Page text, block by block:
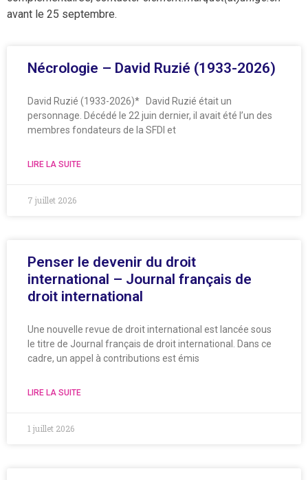
avant le 25 septembre.
Nécrologie – David Ruzié (1933-2026)
David Ruzié (1933-2026)* David Ruzié était un
personnage. Décédé le 22 juin dernier, il avait été l’un des
membres fondateurs de la SFDI et
LIRE LA SUITE
7 juillet 2026
Penser le devenir du droit
international – Journal français de
droit international
Une nouvelle revue de droit international est lancée sous
le titre de Journal français de droit international. Dans ce
cadre, un appel à contributions est émis
LIRE LA SUITE
1 juillet 2026